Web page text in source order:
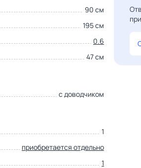
90 см
195 см
0.6
47 см
с доводчиком
1
приобретается отдельно
1